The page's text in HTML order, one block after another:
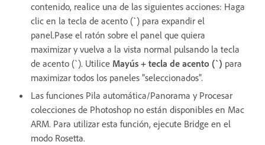
contenido, realice una de las siguientes acciones: Haga
clic en la tecla de acento (`) para expandir el
panel.Pase el ratón sobre el panel que quiera
maximizar y vuelva a la vista normal pulsando la tecla
de acento (`). Utilice Mayús + tecla de acento (`) para
maximizar todos los paneles "seleccionados".
Las funciones Pila automática/Panorama y Procesar
colecciones de Photoshop no están disponibles en Mac
ARM. Para utilizar esta función, ejecute Bridge en el
modo Rosetta.